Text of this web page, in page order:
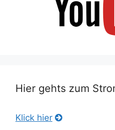
Hier gehts zum
Klick hier